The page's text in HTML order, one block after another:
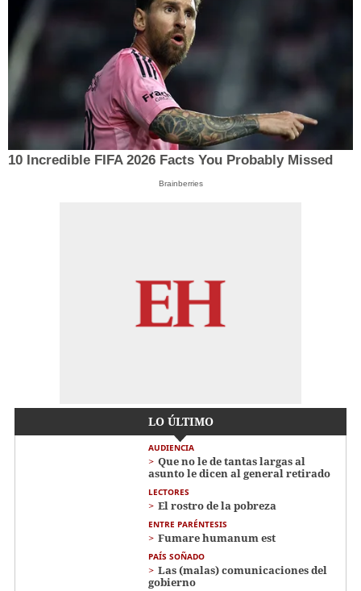
10 Incredible FIFA 2026 Facts You Probably Missed
Brainberries
LO ÚLTIMO
AUDIENCIA
Que no le de tantas largas al
asunto le dicen al general retirado
LECTORES
El rostro de la pobreza
ENTRE PARÉNTESIS
Fumare humanum est
PAÍS SOÑADO
Las (malas) comunicaciones del
gobierno